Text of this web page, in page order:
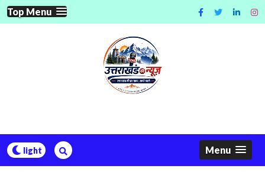
Skip
to
Top Menu
Menu